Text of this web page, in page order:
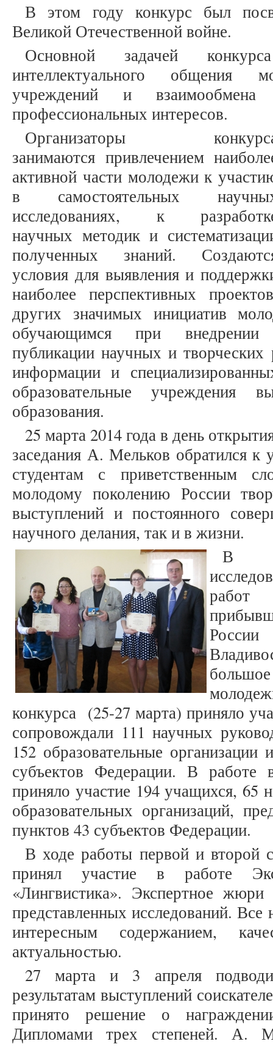
В этом году конкурс был
Великой Отечественной войне.
Основной задачей
интеллектуального общения
учреждений и
профессиональных интересов.
Организаторы
занимаются привлечением
активной части молодежи к
в самостоятельных
исследованиях, к
научных методик и
полученных знаний.
условия для выявления и
наиболее перспективных
других значимых инициатив
обучающимся при внедрении
публикации научных и творческих
информации и
образовательные учреждения
образования.
25 марта 2014 года в день
заседания А. Мельков обратился
студентам с приветственным
молодому поколению России
выступлений и постоянного
научного делания, так и в жизни.
В
конкурса (25-27 марта) приняло
сопровождали 111 научных
152 образовательные организации
субъектов Федерации. В работе
приняло участие 194 учащихся, 65
образовательных организаций,
пунктов 43 субъектов Федерации.
В ходе работы первой и второй
принял участие в работе
«Лингвистика». Экспертное
представленных исследований.
интересным содержанием,
актуальностью.
27 марта и 3 апреля
результатам выступлений
принято решение о
Дипломами трех степеней. А.